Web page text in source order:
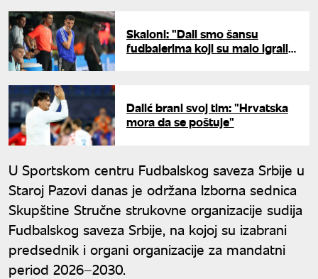
Skaloni: "Dali smo šansu
fudbalerima koji su malo igrali u
Dalić brani svoj tim: "Hrvatska
mora da se poštuje"
U Sportskom centru Fudbalskog saveza Srbije u
Staroj Pazovi danas je održana Izborna sednica
Skupštine Stručne strukovne organizacije sudija
Fudbalskog saveza Srbije, na kojoj su izabrani
predsednik i organi organizacije za mandatni
period 2026–2030.